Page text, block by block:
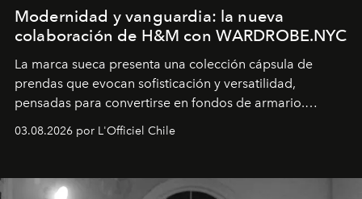
Modernidad y vanguardia: la nueva
colaboración de H&M con WARDROBE.NYC
La marca sueca presenta una colección cápsula de
prendas que evocan sofisticación y versatilidad,
pensadas para convertirse en fondos de armario.
Disponible en Chile desde el 6 de agosto.
03.08.2026 por L'Officiel Chile